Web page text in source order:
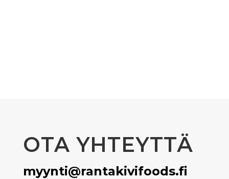
OTA YHTEYTTÄ
myynti@rantakivifoods.fi